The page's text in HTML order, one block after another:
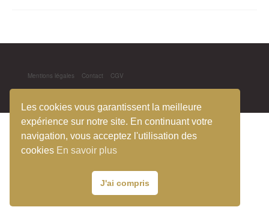
Mentions légales Contact
CGV
Les cookies vous garantissent la meilleure
expérience sur notre site. En continuant votre
navigation, vous acceptez l'utilisation des
cookies En savoir plus
J'ai compris